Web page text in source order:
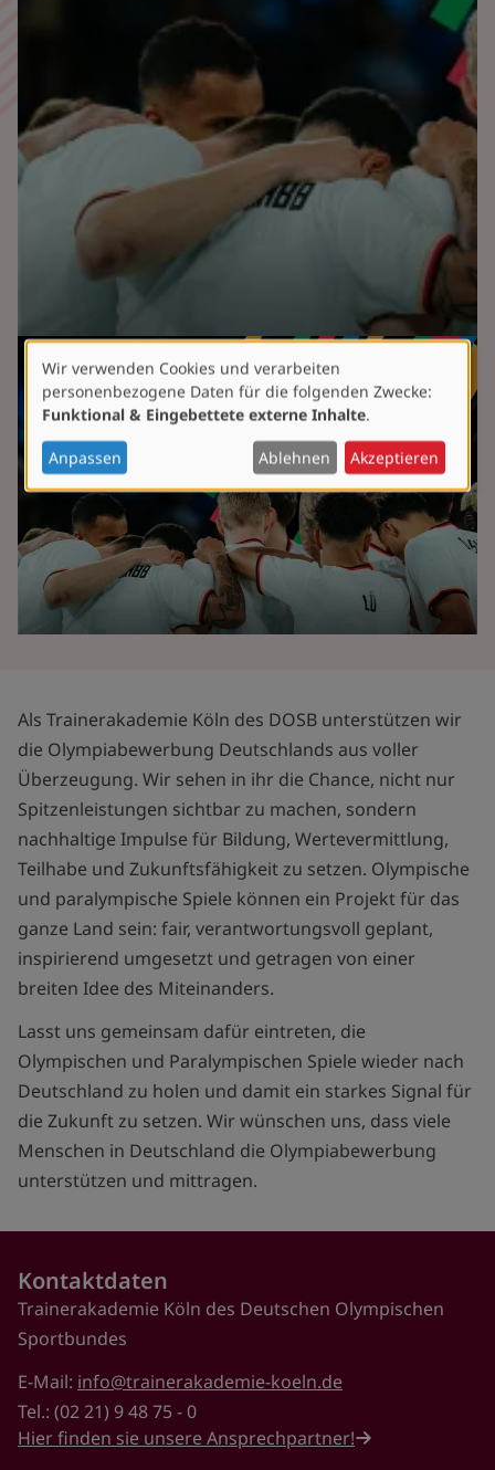
Als Trainerakademie Köln des DOSB unterstützen wir
die Olympiabewerbung Deutschlands aus voller
Überzeugung. Wir sehen in ihr die Chance, nicht nur
Spitzenleistungen sichtbar zu machen, sondern
nachhaltige Impulse für Bildung, Wertevermittlung,
Teilhabe und Zukunftsfähigkeit zu setzen. Olympische
und paralympische Spiele können ein Projekt für das
ganze Land sein: fair, verantwortungsvoll geplant,
inspirierend umgesetzt und getragen von einer
breiten Idee des Miteinanders.
Lasst uns gemeinsam dafür eintreten, die
Olympischen und Paralympischen Spiele wieder nach
Deutschland zu holen und damit ein starkes Signal für
die Zukunft zu setzen. Wir wünschen uns, dass viele
Menschen in Deutschland die Olympiabewerbung
unterstützen und mittragen.
Kontaktdaten
Trainerakademie Köln des Deutschen Olympischen
Sportbundes
E-Mail: info@trainerakademie-koeln.de
Tel.: (02 21) 9 48 75 - 0
Hier finden sie unsere Ansprechpartner!
Verwendung
von
personenbezogenen
Daten
und
Cookies
Wir verwenden Cookies und verarbeiten
personenbezogene Daten für die folgenden Zwecke:
Funktional & Eingebettete externe Inhalte.
Anpassen Ablehnen Akzeptieren